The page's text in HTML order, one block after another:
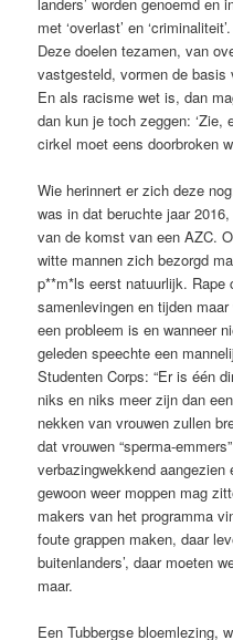
met ‘overlast’ en ‘criminaliteit’.
Deze doelen tezamen, van
vastgesteld, vormen de
En als racisme wet is, dan
dan kun je toch zeggen: ‘Zie,
cirkel moet eens doorbroken
Wie herinnert er zich deze
was in dat beruchte jaar
van de komst van een AZC.
witte mannen zich bezorgd
p**m*ls eerst natuurlijk.
samenlevingen en tijden
een probleem is en wanneer
geleden speechte een
Studenten Corps: “Er is één
niks en niks meer zijn dan
nekken van vrouwen zullen
dat vrouwen “sperma-
verbazingwekkend
gewoon weer moppen mag
makers van het programma
foute grappen maken, daar
buitenlanders’, daar moeten
maar.
Een Tubbergse bloemlezing,